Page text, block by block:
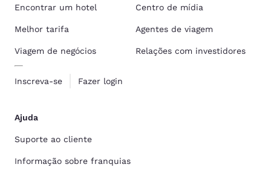
Encontrar um hotel
Melhor tarifa
Viagem de negócios
Inscreva-se Fazer login
Centro de mídia
Agentes de viagem
Relações com investidores
Ajuda
Suporte ao cliente
Informação sobre franquias